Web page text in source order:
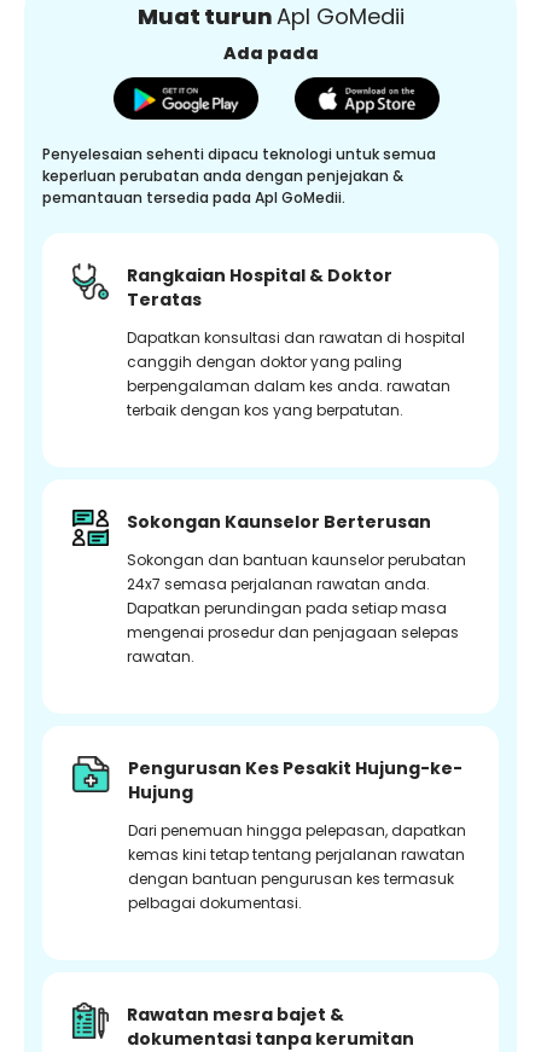
Muat turunApl GoMedii
Ada pada
Penyelesaian sehenti dipacu teknologi untuk semua
keperluan perubatan anda dengan penjejakan &
pemantauan tersedia pada Apl GoMedii.
Rangkaian Hospital & Doktor
Teratas
Dapatkan konsultasi dan rawatan di hospital
canggih dengan doktor yang paling
berpengalaman dalam kes anda. rawatan
terbaik dengan kos yang berpatutan.
Sokongan Kaunselor Berterusan
Sokongan dan bantuan kaunselor perubatan
24x7 semasa perjalanan rawatan anda.
Dapatkan perundingan pada setiap masa
mengenai prosedur dan penjagaan selepas
rawatan.
Pengurusan Kes Pesakit Hujung-ke-
Hujung
Dari penemuan hingga pelepasan, dapatkan
kemas kini tetap tentang perjalanan rawatan
dengan bantuan pengurusan kes termasuk
pelbagai dokumentasi.
Rawatan mesra bajet &
dokumentasi tanpa kerumitan